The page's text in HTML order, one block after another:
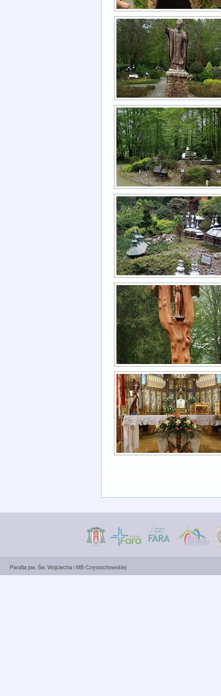
Parafia pw. Św. Wojciecha i MB Częstochowskiej